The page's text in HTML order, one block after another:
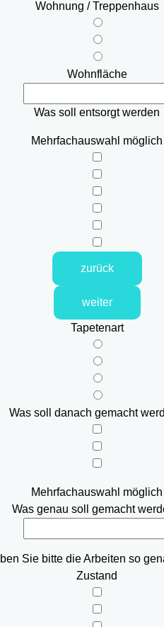
Wohnung / Treppenhaus
Wohnfläche
Was soll entsorgt werden
Mehrfachauswahl möglich
zurück
weiter
Tapetenart
Was soll danach gemacht
Mehrfachauswahl möglich
Was genau soll gemacht
Sie bitte die Arbeiten so
Zustand